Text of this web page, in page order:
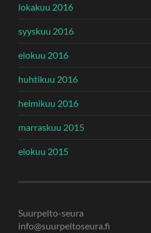
lokakuu 2016
syyskuu 2016
elokuu 2016
huhtikuu 2016
helmikuu 2016
marraskuu 2015
elokuu 2015
Suurpelto-seura
info@suurpeltoseura.fi